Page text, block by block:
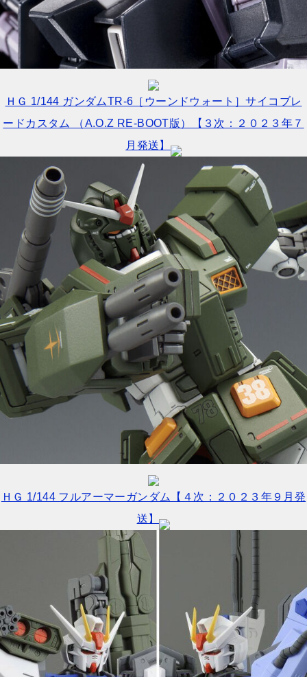
ＨＧ 1/144 ガンダムTR-6［ウーンドウォート］サイコブレ
ードカスタム （A.O.Z RE-BOOT版）【３次：２０２３年７
月発送】
ＨＧ 1/144 フルアーマーガンダム【４次：２０２３年９月発
送】